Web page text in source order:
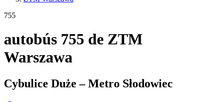
755
autobús 755 de ZTM
Warszawa
Cybulice Duże – Metro Słodowiec